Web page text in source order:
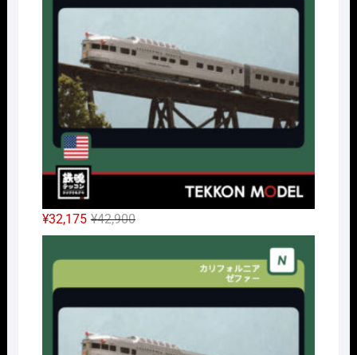
¥42,900元
の
価
で
し
¥32,175
現
在
の
¥32,175
で